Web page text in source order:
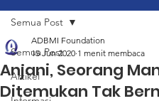
Semua Post
Artikel
Semua Post
Anjani, Seorang
Ditemukan Tak
ADBMI Foundation
15 Jun 2020 1 menit membaca